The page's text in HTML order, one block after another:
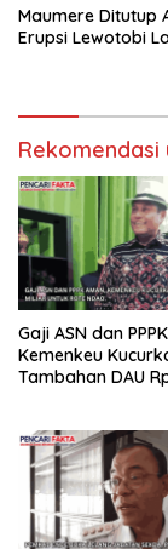
Maumere Ditutup
Erupsi Lewotobi
Rekomendasi
Gaji ASN dan
Kemenkeu
Tambahan DAU